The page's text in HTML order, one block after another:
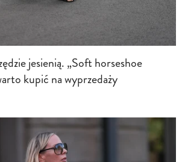
jesienią. „Soft horseshoe
kupić na wyprzedaży